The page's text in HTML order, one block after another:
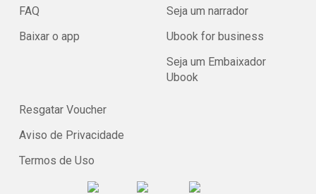
FAQ
Baixar o app
Seja um narrador
Ubook for business
Seja um Embaixador
Ubook
Resgatar Voucher
Aviso de Privacidade
Termos de Uso